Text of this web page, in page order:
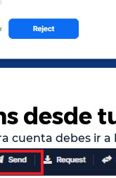
desde
cuenta debes ir